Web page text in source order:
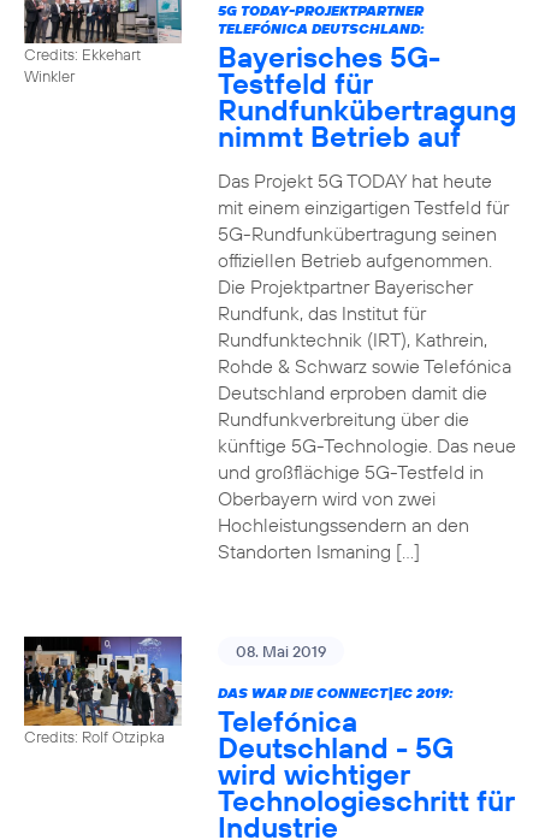
Credits: Ekkehart
Winkler
5G TODAY-PROJEKTPARTNER
TELEFÓNICA DEUTSCHLAND:
Bayerisches 5G-
Testfeld für
Rundfunkübertragung
nimmt Betrieb auf
Das Projekt 5G TODAY hat heute
mit einem einzigartigen Testfeld für
5G-Rundfunkübertragung seinen
offiziellen Betrieb aufgenommen.
Die Projektpartner Bayerischer
Rundfunk, das Institut für
Rundfunktechnik (IRT), Kathrein,
Rohde & Schwarz sowie Telefónica
Deutschland erproben damit die
Rundfunkverbreitung über die
künftige 5G-Technologie. Das neue
und großflächige 5G-Testfeld in
Oberbayern wird von zwei
Hochleistungssendern an den
Standorten Ismaning […]
Credits: Rolf Otzipka
08. Mai 2019
DAS WAR DIE CONNECT|EC 2019:
Telefónica
Deutschland - 5G
wird wichtiger
Technologieschritt für
Industrie